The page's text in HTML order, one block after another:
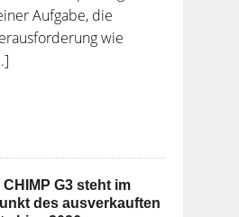
Aufgabe, die
wie
CHIMP G3 steht im
des ausverkauften